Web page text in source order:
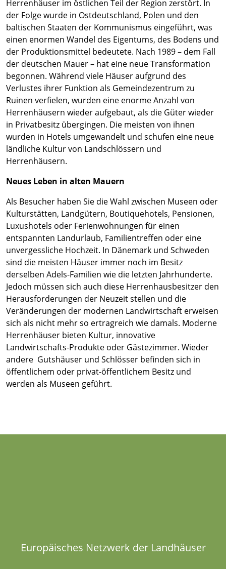
Herrenhäuser im östlichen Teil der Region zerstört. In
der Folge wurde in Ostdeutschland, Polen und den
baltischen Staaten der Kommunismus eingeführt, was
einen enormen Wandel des Eigentums, des Bodens und
der Produktionsmittel bedeutete. Nach 1989 – dem Fall
der deutschen Mauer – hat eine neue Transformation
begonnen. Während viele Häuser aufgrund des
Verlustes ihrer Funktion als Gemeindezentrum zu
Ruinen verfielen, wurden eine enorme Anzahl von
Herrenhäusern wieder aufgebaut, als die Güter wieder
in Privatbesitz übergingen. Die meisten von ihnen
wurden in Hotels umgewandelt und schufen eine neue
ländliche Kultur von Landschlössern und
Herrenhäusern.
Neues Leben in alten Mauern
Als Besucher haben Sie die Wahl zwischen Museen oder
Kulturstätten, Landgütern, Boutiquehotels, Pensionen,
Luxushotels oder Ferienwohnungen für einen
entspannten Landurlaub, Familientreffen oder eine
unvergessliche Hochzeit. In Dänemark und Schweden
sind die meisten Häuser immer noch im Besitz
derselben Adels-Familien wie die letzten Jahrhunderte.
Jedoch müssen sich auch diese Herrenhausbesitzer den
Herausforderungen der Neuzeit stellen und die
Veränderungen der modernen Landwirtschaft erweisen
sich als nicht mehr so ​​ertragreich wie damals. Moderne
Herrenhäuser bieten Kultur, innovative
Landwirtschafts-Produkte oder Gästezimmer. Wieder
andere Gutshäuser und Schlösser befinden sich in
öffentlichem oder privat-öffentlichem Besitz und
werden als Museen geführt.
Europäisches Netzwerk der Landhäuser